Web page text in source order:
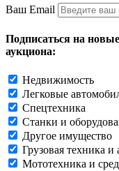
Ваш Email
Подписаться на
аукциона:
Недвижимость
Легковые
Спецтехника
Станки и
Другое имущество
Грузовая техника и
Мототехника и